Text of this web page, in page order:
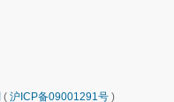
( 沪ICP备09001291号 )